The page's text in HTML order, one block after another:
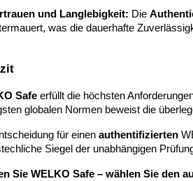
und Langlebigkeit: Die
was die dauerhafte
Safeerfüllt die höchsten
globalen Normen beweist die
für einen authentifizierten
Siegel der unabhängigen
Sie WELKO Safe – wählen Sie den